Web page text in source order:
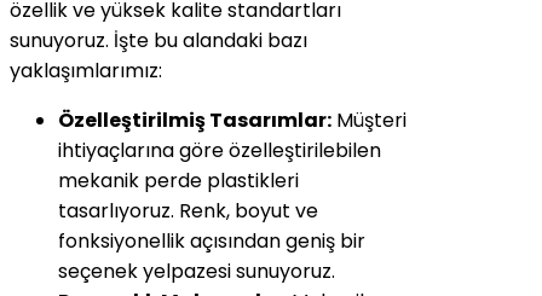
özellik ve yüksek kalite standartları
sunuyoruz. İşte bu alandaki bazı
yaklaşımlarımız:
Özelleştirilmiş Tasarımlar: Müşteri
ihtiyaçlarına göre özelleştirilebilen
mekanik perde plastikleri
tasarlıyoruz. Renk, boyut ve
fonksiyonellik açısından geniş bir
seçenek yelpazesi sunuyoruz.